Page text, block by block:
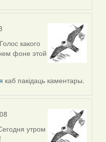
какого
фоне этой
каб пакідаць каментары.
утром